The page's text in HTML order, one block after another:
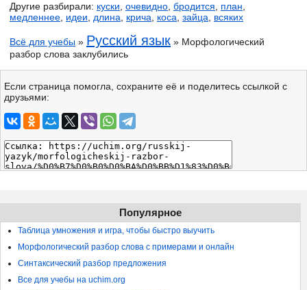
Другие разбирали: куски очевидно бродится план
медленнее идеи длина крича коса зайца всяких
Всё для учебы » Русский язык » Морфологический
разбор слова заклубились
Если страница помогла, сохраните её и поделитесь ссылкой с
друзьями:
Популярное
Таблица умножения и игра, чтобы быстро выучить
Морфологический разбор слова с примерами и онлайн
Синтаксический разбор предложения
Все для учебы на uchim.org